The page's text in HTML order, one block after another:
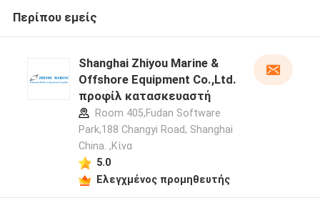
Περίπου εμείς
Shanghai Zhiyou Marine &
Offshore Equipment Co.,Ltd.
προφίλ κατασκευαστή
Room 405,Fudan Software
Park,188 Changyi Road, Shanghai
China. ,Κίνα
5.0
Ελεγχμένος προμηθευτής